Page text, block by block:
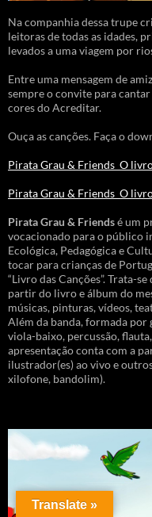
Na companhia dessa trupe
leitoras de todas as idades,
levados a uma viagem por
Entre uma mensagem de
sempre o convite para
cores do Acreditar.
Ouça as canções. Faça o
Pirata Grau & Friends_O
Pirata Grau & Friends_O
Pirata Grau & Friendsé um
vocacionado para o público
Ecológica, Pedagógica e
tocar para crianças de
“Livro das Canções”. Trata-
partir do livro e álbum do
músicas, pinturas, vídeos,
Além da banda, formada
viola-baixo, percussão,
apresentação conta com a
ilustrador(es) ao vivo e
xilofone, bandolim).
Translate »